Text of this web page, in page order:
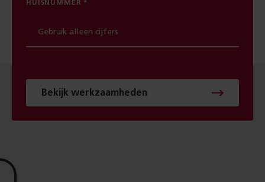
HUISNUMMER
Bekijk werkzaamheden